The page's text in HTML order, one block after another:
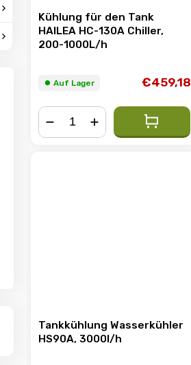
Kühlung für den Tank
HAILEA HC-130A Chiller,
200-1000L/h
⏺︎ Auf Lager €459,18
Tankkühlung Wasserkühler
HS90A, 3000l/h